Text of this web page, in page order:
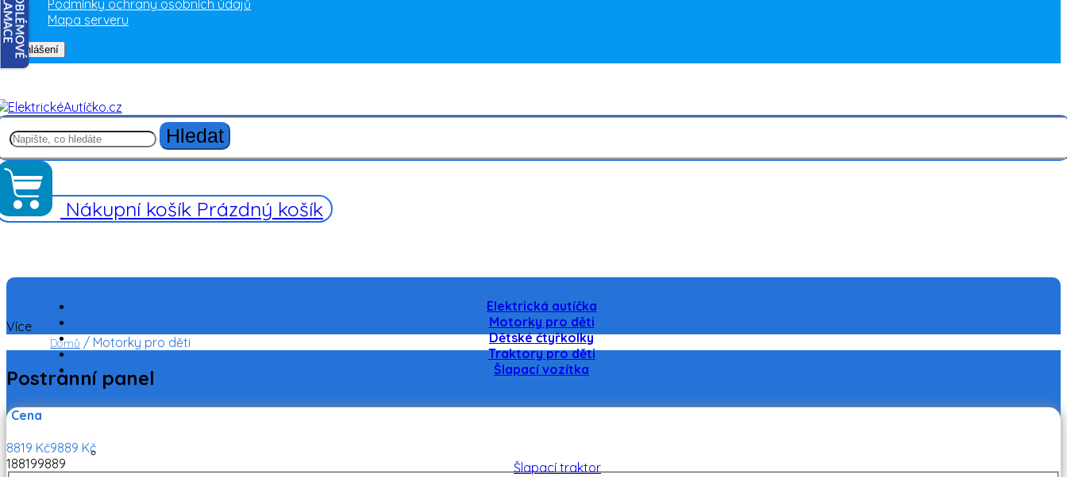
Podmínky ochrany osobních údajů
Mapa serveru
Přihlášení
Hledat
Nákupní košík Prázdný košík
Elektrická autíčka
Motorky pro děti
Dětské čtyřkolky
Traktory pro děti
Šlapací vozítka
Šlapací traktor
Více
Domů / Motorky pro děti
Postranní panel
Cena
8819 Kč9889 Kč
188199889